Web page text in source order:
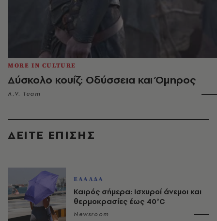
MORE IN CULTURE
Δύσκολο κουίζ: Οδύσσεια και Όμηρος
A.V. Team
ΔΕΙΤΕ ΕΠΙΣΗΣ
ΕΛΛΑΔΑ
Καιρός σήμερα: Ισχυροί άνεμοι και
θερμοκρασίες έως 40°C
Newsroom